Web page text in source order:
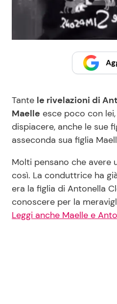
Tante le rivelazioni di
Maelle esce poco con
dispiacere, anche le sue
asseconda sua figlia
Molti pensano che avere
così. La conduttrice ha
era la figlia di Antonella
conoscere per la
Leggi anche Maelle e